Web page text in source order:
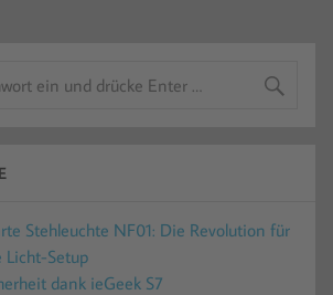
Stehleuchte NF01: Die Revolution für
Licht-Setup
dank ieGeek S7